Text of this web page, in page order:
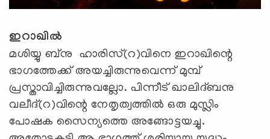
ഇറാഖില്‍
മശിയ്യു ബ്‌നു ഹാരിസ്(റ)വിനെ ഇറാഖിന്റെ
ഭാഗത്തേക്ക് അയച്ചിരുന്നുവെന്ന് മുമ്പ്
പ്രസ്താവിച്ചിരുന്നുവല്ലോ. പിന്നീട് ഖാലിദ്ബനു
വലീദ്(റ)വിന്റെ നേതൃത്വത്തില്‍ ഒരു മുസ്ലിം
പോഷക സൈന്യത്തെ അങ്ങോട്ടയച്ചു.